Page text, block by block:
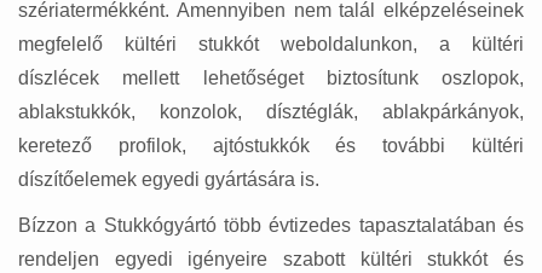
szériatermékként. Amennyiben nem talál elképzeléseinek
megfelelő kültéri stukkót weboldalunkon, a kültéri
díszlécek mellett lehetőséget biztosítunk oszlopok,
ablakstukkók, konzolok, dísztéglák, ablakpárkányok,
keretező profilok, ajtóstukkók és további kültéri
díszítőelemek egyedi gyártására is.
Bízzon a Stukkógyártó több évtizedes tapasztalatában és
rendeljen egyedi igényeire szabott kültéri stukkót és